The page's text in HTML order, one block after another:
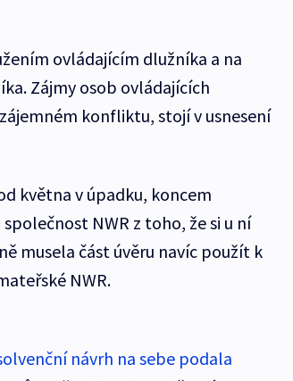
ovládajícím dlužníka a na
Zájmy osob ovládajících
konfliktu, stojí v usnesení
května v úpadku, koncem
NWR z toho, že si u ní
musela část úvěru navíc použít k
NWR.
návrh na sebe podala